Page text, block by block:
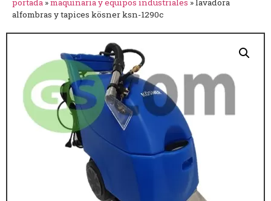
portada »maquinaria y equipos industriales »lavadora
alfombras y tapices kösner ksn-1290c